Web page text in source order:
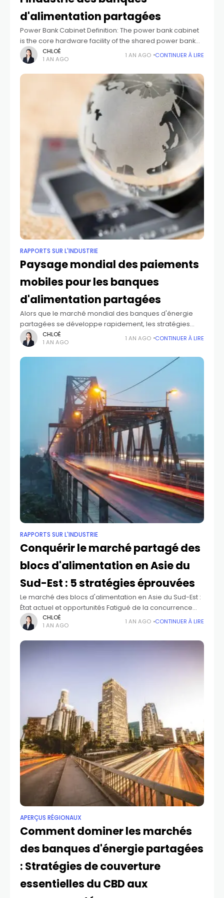
d'alimentation partagées
Power Bank Cabinet Definition: The power bank cabinet
is the core hardware facility of the shared power bank
system, used for storing, charging, and managing
multiple power bank devices. Cabinets
CHLOÉ
1 AN AGO
1 AN AGO CONTINUER À LIRE
RAPPORTS SUR L'INDUSTRIE
Paysage mondial des paiements
mobiles pour les banques
d'alimentation partagées
Alors que le marché mondial des banques d'énergie
partagées se développe rapidement, les stratégies
d'intégration des paiements mobiles sont devenues un
facteur essentiel de réussite dans ce secteur. Le
marché mondial du paiement mobile présente des
CHLOÉ
1 AN AGO
1 AN AGO CONTINUER À LIRE
RAPPORTS SUR L'INDUSTRIE
Conquérir le marché partagé des
blocs d'alimentation en Asie du
Sud-Est : 5 stratégies éprouvées
Le marché des blocs d'alimentation en Asie du Sud-Est :
État actuel et opportunités Fatigué de la concurrence
acharnée en Chine ? Regardez plus loin : l'Asie du Sud-
Est vous attire ! Le marché des blocs d'alimentation
partagés en Asie du Sud-Est est
CHLOÉ
1 AN AGO
1 AN AGO CONTINUER À LIRE
APERÇUS RÉGIONAUX
Comment dominer les marchés
des banques d'énergie partagées
: Stratégies de couverture
essentielles du CBD aux